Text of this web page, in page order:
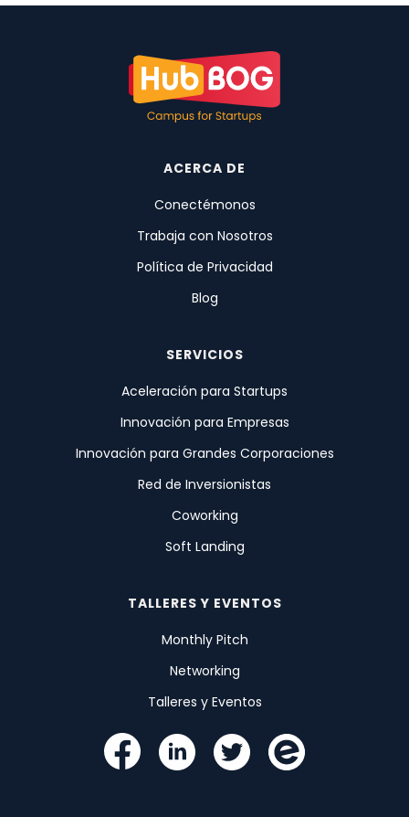
ACERCA DE
Conectémonos
Trabaja con Nosotros
Política de Privacidad
Blog
SERVICIOS
Aceleración para Startups
Innovación para Empresas
Innovación para Grandes Corporaciones
Red de Inversionistas
Coworking
Soft Landing
TALLERES Y EVENTOS
Monthly Pitch
Networking
Talleres y Eventos